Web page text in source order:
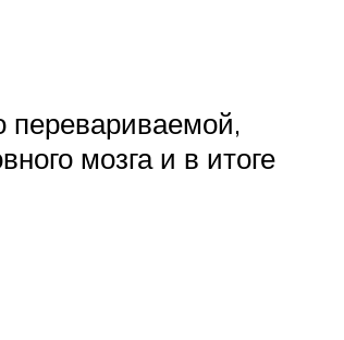
перевариваемой,
мозга и в итоге